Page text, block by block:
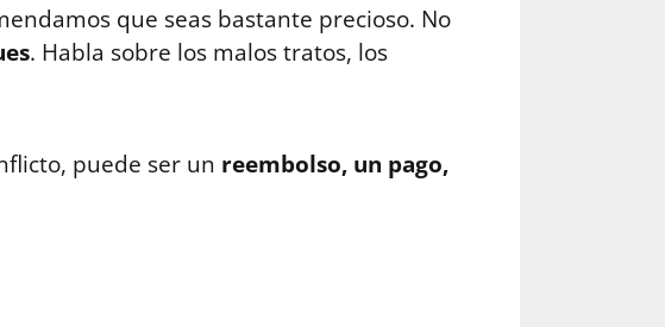
que seas bastante precioso. No
. Habla sobre los malos tratos, los
puede ser un reembolso, un pago,